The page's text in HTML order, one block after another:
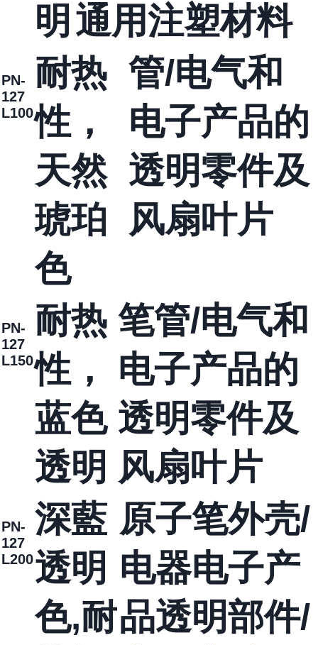
明 通用注塑材料
PN-
127
L100
耐热
性，
天然
琥珀
色
管/电气和
电子产品的
透明零件及
风扇叶片
PN-
127
L150
耐热
性，
蓝色
透明
笔管/电气和
电子产品的
透明零件及
风扇叶片
PN-
127
L200
深藍
透明
色,耐
原子笔外壳/
电器电子产
品透明部件/